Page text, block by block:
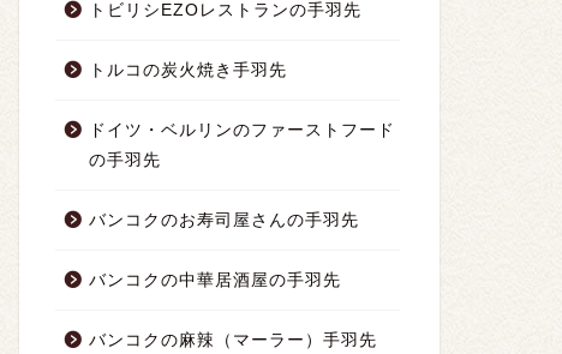
トビリシEZOレストランの手羽先
トルコの炭火焼き手羽先
ドイツ・ベルリンのファーストフード
の手羽先
バンコクのお寿司屋さんの手羽先
バンコクの中華居酒屋の手羽先
バンコクの麻辣（マーラー）手羽先